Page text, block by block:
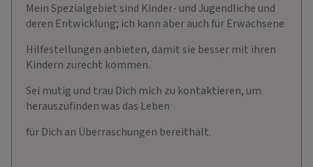
Mein Spezialgebiet sind Kinder- und Jugendliche und
deren Entwicklung; ich kann aber auch für Erwachsene
Hilfestellungen anbieten, damit sie besser mit ihren
Kindern zurecht kommen.
Sei mutig und trau Dich mich zu kontaktieren, um
herauszufinden was das Leben
für Dich an Überraschungen bereithält.